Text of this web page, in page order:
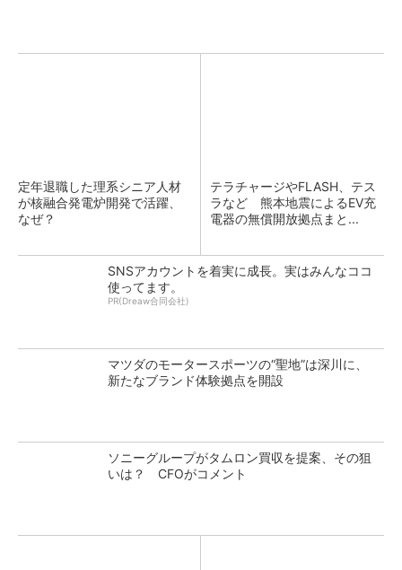
定年退職した理系シニア人材
が核融合発電炉開発で活躍、
なぜ？
テラチャージやFLASH、テス
ラなど 熊本地震によるEV充
電器の無償開放拠点まと...
SNSアカウントを着実に成長。実はみんなココ
使ってます。
PR(Dreaw合同会社)
マツダのモータースポーツの“聖地”は深川に、
新たなブランド体験拠点を開設
ソニーグループがタムロン買収を提案、その狙
いは？ CFOがコメント